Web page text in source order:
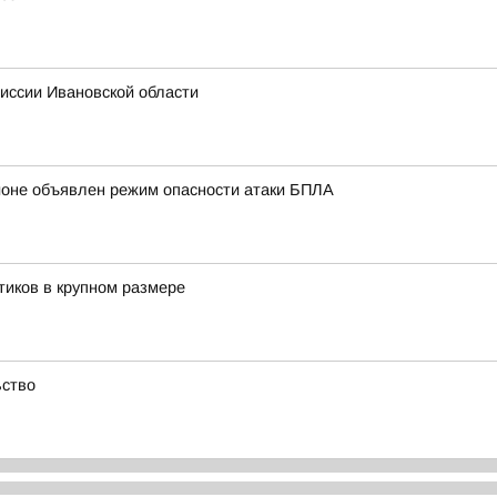
Ивановской области
объявлен режим опасности атаки БПЛА
в крупном размере